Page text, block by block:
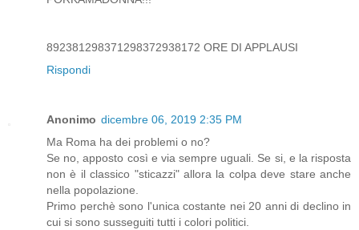
892381298371298372938172 ORE DI APPLAUSI
Rispondi
Anonimo dicembre 06, 2019 2:35 PM
Ma Roma ha dei problemi o no?
Se no, apposto così e via sempre uguali. Se si, e la risposta
non è il classico "sticazzi" allora la colpa deve stare anche
nella popolazione.
Primo perchè sono l'unica costante nei 20 anni di declino in
cui si sono susseguiti tutti i colori politici.